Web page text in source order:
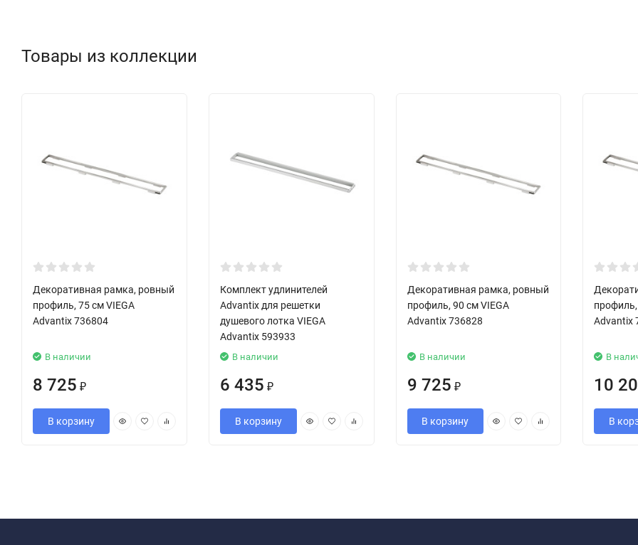
Товары из коллекции
Декоративная рамка, ровный
профиль, 75 см VIEGA
Advantix 736804
В наличии
8 725 ₽
В корзину
Комплект удлинителей
Advantix для решетки
душевого лотка VIEGA
Advantix 593933
В наличии
6 435 ₽
В корзину
Декоративная рамка, ровный
профиль, 90 см VIEGA
Advantix 736828
В наличии
9 725 ₽
В корзину
Advantix
В
10
В